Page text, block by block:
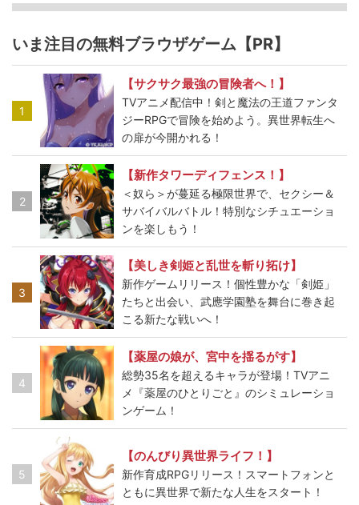
いま注目の無料ブラウザゲーム【PR】
1
【サクサク最強の冒険者へ！】
TVアニメ配信中！剣と魔法の王道ファンタ
ジーRPGで冒険を始めよう。異世界転生へ
の扉が今開かれる！
2
【新作タワーディフェンス！】
＜奴ら＞が蔓延る極限世界で、セクシー＆
サバイバルバトル！特別なシチュエーショ
ンを楽しもう！
3
【美しき剣姫と乱世を斬り拓け】
新作ゲームリリース！個性豊かな「剣姫」
たちと出会い、武應学園塾を舞台に巻き起
こる新たな戦いへ！
4
【薬屋の娘が、宮中を揺るがす】
総勢35名を超えるキャラが登場！TVアニ
メ『薬屋のひとりごと』のシミュレーショ
ンゲーム！
5
【のんびり異世界ライフ！】
新作育成RPGリリース！スマートフォンと
ともに異世界で新たな人生をスタート！